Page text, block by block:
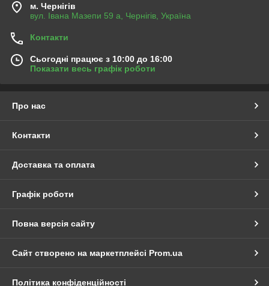
м. Чернігів
вул. Івана Мазепи 59 а, Чернігів, Україна
Контакти
Сьогодні працює з 10:00 до 16:00
Показати весь графік роботи
Про нас
Контакти
Доставка та оплата
Графік роботи
Повна версія сайту
Сайт створено на маркетплейсі Prom.ua
Політика конфіденційності